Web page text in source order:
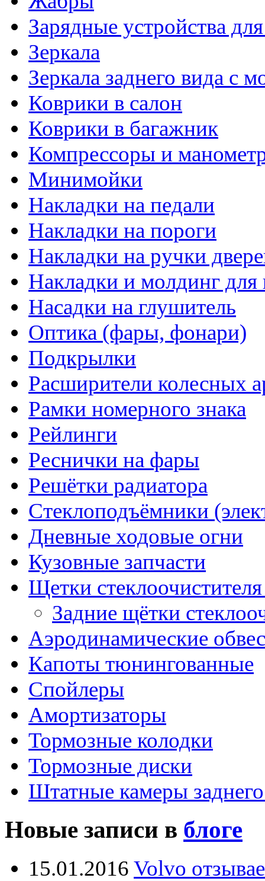
Зарядные устройства
Зеркала
Зеркала заднего вида с
Коврики в салон
Коврики в багажник
Компрессоры и
Минимойки
Накладки на педали
Накладки на пороги
Накладки на ручки
Накладки и молдинг для
Насадки на глушитель
Оптика (фары, фонари)
Подкрылки
Расширители колесных
Рамки номерного знака
Рейлинги
Реснички на фары
Решётки радиатора
Стеклоподъёмники
Дневные ходовые огни
Кузовные запчасти
Щетки
Задние щётки
Аэродинамические
Капоты тюнингованные
Спойлеры
Амортизаторы
Тормозные колодки
Тормозные диски
Штатные камеры
Новые записи в блоге
15.01.2016 Volvo